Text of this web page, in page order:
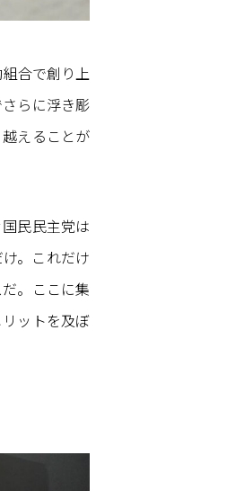
合で創り上
らに浮き彫
えることが
民民主党は
。これだけ
。ここに集
ットを及ぼ